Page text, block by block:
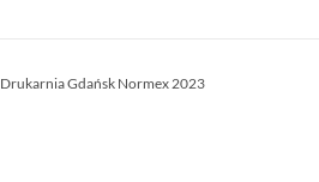
Drukarnia Gdańsk Normex 2023